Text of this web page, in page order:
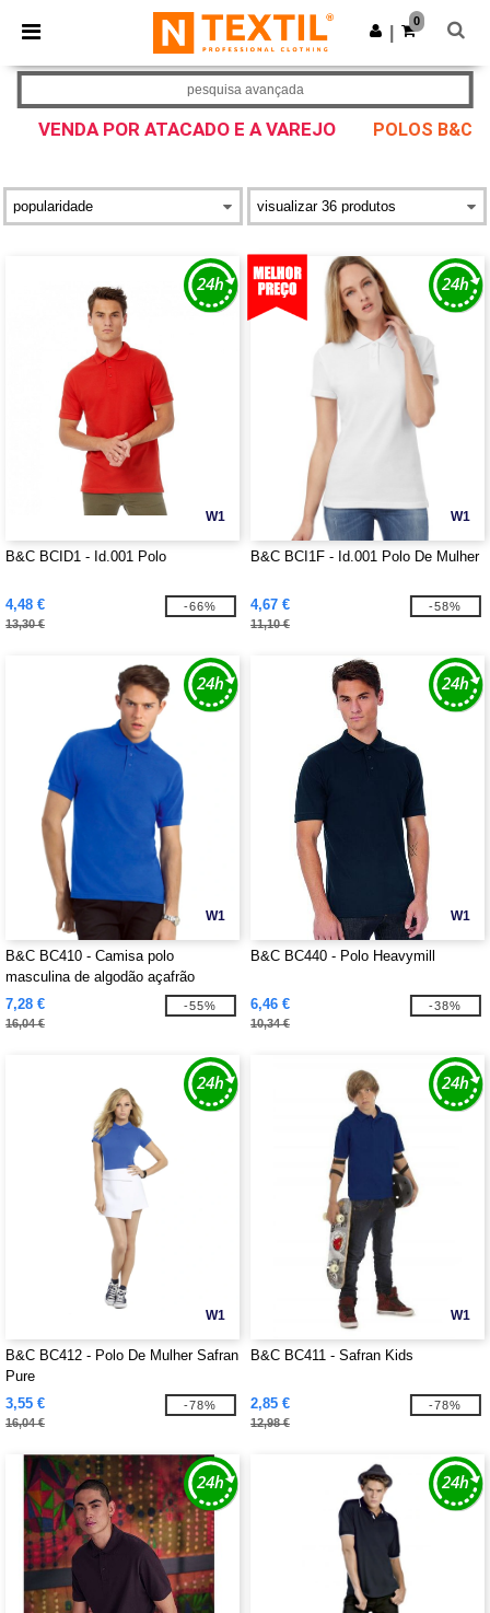
× App Ntextil
Melhores preços na app!
Obter app
0
VENDA POR ATACADO E A VAREJO POLOS B&C
pesquisa avançada
W1
B&C BCID1 - Id.001 Polo
4,48 €
13,30 €
-66%
W1
B&C BCI1F - Id.001 Polo De Mulher
4,67 €
11,10 €
-58%
W1
B&C BC410 - Camisa polo
masculina de algodão açafrão
7,28 €
16,04 €
-55%
W1
B&C BC440 - Polo Heavymill
6,46 €
10,34 €
-38%
W1
B&C BC412 - Polo De Mulher Safran
Pure
3,55 €
16,04 €
-78%
W1
B&C BC411 - Safran Kids
2,85 €
12,98 €
-78%